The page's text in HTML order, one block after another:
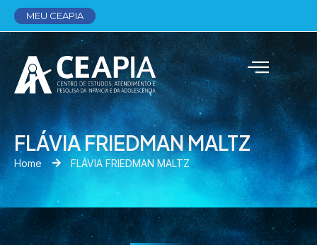
MEU CEAPIA
FLÁVIA FRIEDMAN MALTZ
Home FLÁVIA FRIEDMAN MALTZ